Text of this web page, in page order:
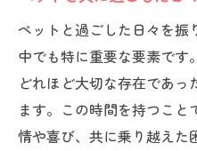
ペットと過ごした日々を振
中でも特に重要な要素です
どれほど大切な存在であっ
ます。この時間を持つこ
情や喜び、共に乗り越えた